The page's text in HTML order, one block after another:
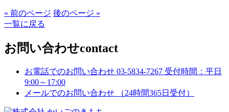
« 前のページ 後のページ »
一覧に戻る
お問い合わせcontact
お電話でのお問い合わせ 03-5834-7267 受付時間：平日
9:00～17:00
メールでのお問い合わせ
（24時間365日受付）